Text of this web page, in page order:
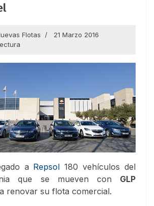
Flotas
21 Marzo 2016
a Repsol 180 vehículos del
que se mueven con GLP
renovar su flota comercial.